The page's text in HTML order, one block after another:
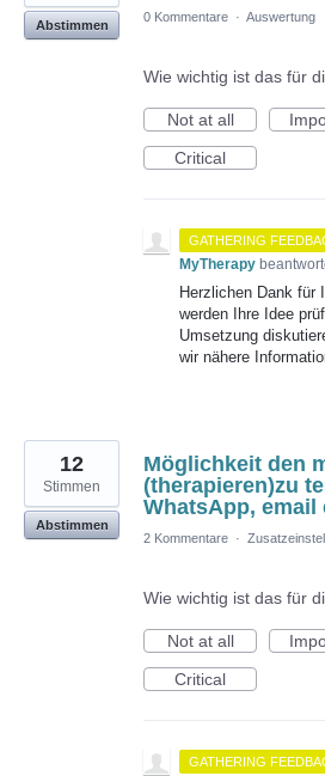
Abstimmen
0 Kommentare · Auswertung
Wie wichtig ist das für
Not at all
Critical
GATHERING
MyTherapy
Herzlichen Dank für
werden Ihre Idee
Umsetzung
wir nähere
Möglichkeit den
(therapieren)zu
WhatsApp, email
12
Stimmen
Abstimmen
2 Kommentare ·
Wie wichtig ist das für
Not at all
Critical
GATHERING